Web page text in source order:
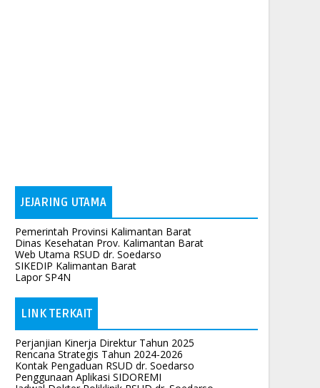
JEJARING UTAMA
Pemerintah Provinsi Kalimantan Barat
Dinas Kesehatan Prov. Kalimantan Barat
Web Utama RSUD dr. Soedarso
SIKEDIP Kalimantan Barat
Lapor SP4N
LINK TERKAIT
Perjanjian Kinerja Direktur Tahun 2025
Rencana Strategis Tahun 2024-2026
Kontak Pengaduan RSUD dr. Soedarso
Penggunaan Aplikasi SIDOREMI